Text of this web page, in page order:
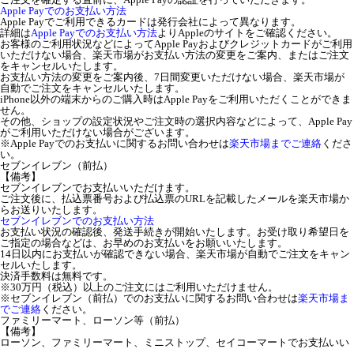
Apple Payでのお支払い方法
Apple Payでご利用できるカードは発行会社によって異なります。
詳細はApple Payでのお支払い方法よりAppleのサイトをご確認ください。
お客様のご利用状況などによってApple Payおよびクレジットカードがご利用
いただけない場合、楽天市場がお支払い方法の変更をご案内、またはご注文
をキャンセルいたします。
お支払い方法の変更をご案内後、7日間変更いただけない場合、楽天市場が
自動でご注文をキャンセルいたします。
iPhone以外の端末からのご購入時はApple Payをご利用いただくことができま
せん。
その他、ショップの設定状況やご注文時の選択内容などによって、Apple Pay
がご利用いただけない場合がございます。
※Apple Payでのお支払いに関するお問い合わせは楽天市場までご連絡 くださ
い。
セブンイレブン（前払）
【備考】
セブンイレブンでお支払いいただけます。
ご注文後に、払込票番号および払込票のURLを記載したメールを楽天市場か
らお送りいたします。
セブンイレブンでのお支払い方法
お支払い状況の確認後、発送手続きが開始いたします。お受け取り希望日を
ご指定の場合などは、お早めのお支払いをお願いいたします。
14日以内にお支払いが確認できない場合、楽天市場が自動でご注文をキャン
セルいたします。
決済手数料は無料です。
※30万円（税込）以上のご注文にはご利用いただけません。
※セブンイレブン（前払）でのお支払いに関するお問い合わせは楽天市場ま
でご連絡 ください。
ファミリーマート、ローソン等（前払）
【備考】
ローソン、ファミリーマート、ミニストップ、セイコーマートでお支払いい